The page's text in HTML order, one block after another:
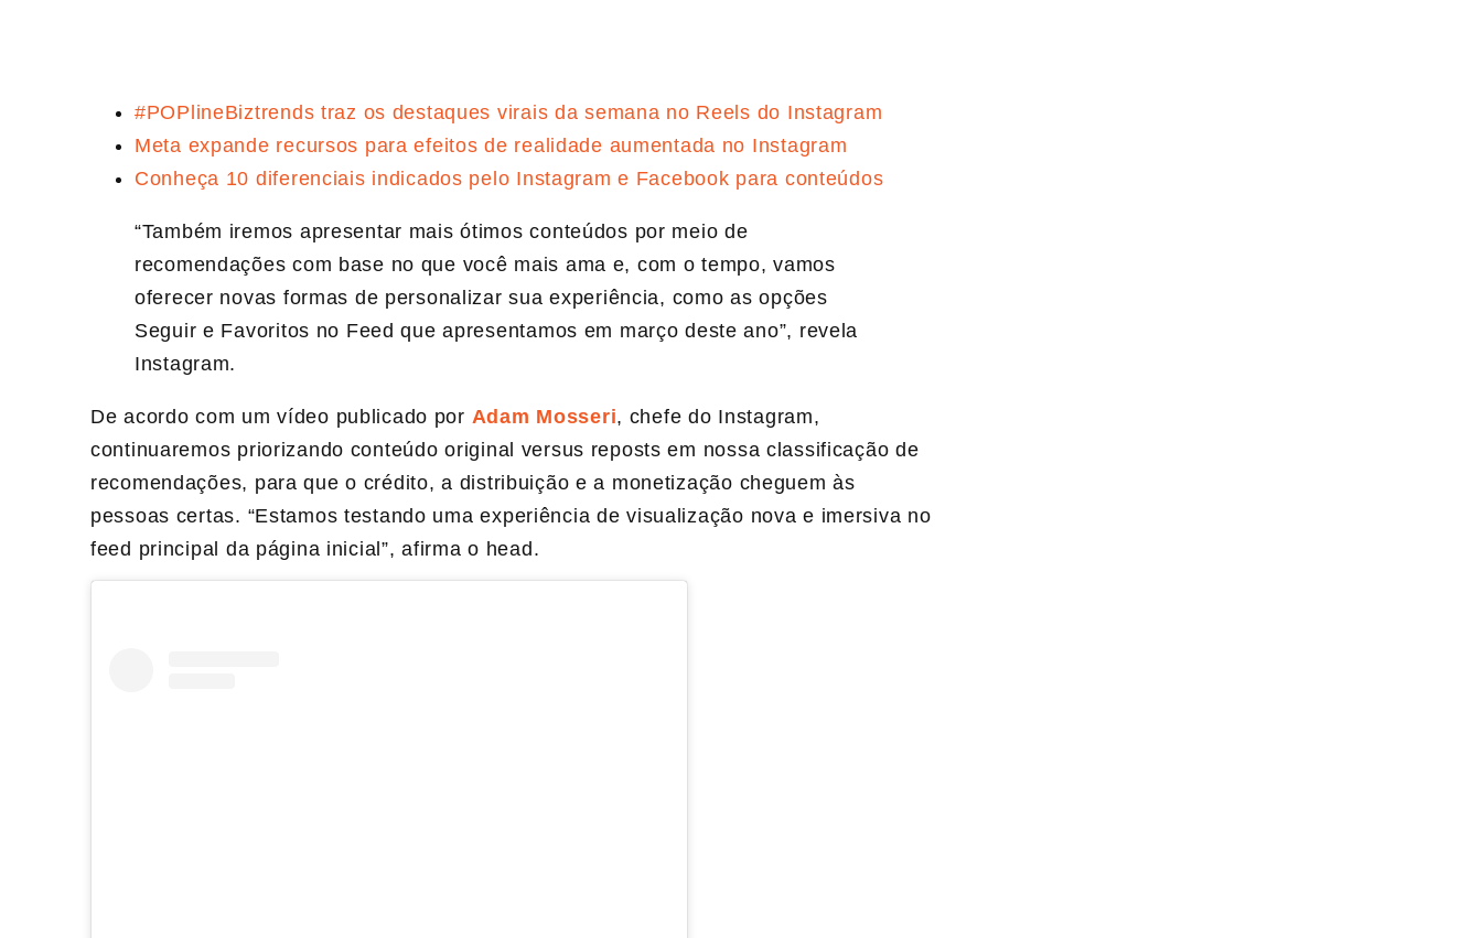
#POPlineBiztrends traz os destaques virais da semana no Reels do Instagram
Meta expande recursos para efeitos de realidade aumentada no Instagram
Conheça 10 diferenciais indicados pelo Instagram e Facebook para conteúdos
“Também iremos apresentar mais ótimos conteúdos por meio de
recomendações com base no que você mais ama e, com o tempo, vamos
oferecer novas formas de personalizar sua experiência, como as opções
Seguir e Favoritos no Feed que apresentamos em março deste ano”, revela
Instagram.
De acordo com um vídeo publicado por Adam Mosseri, chefe do Instagram,
continuaremos priorizando conteúdo original versus reposts em nossa classificação de
recomendações, para que o crédito, a distribuição e a monetização cheguem às
pessoas certas. “Estamos testando uma experiência de visualização nova e imersiva no
feed principal da página inicial”, afirma o head.